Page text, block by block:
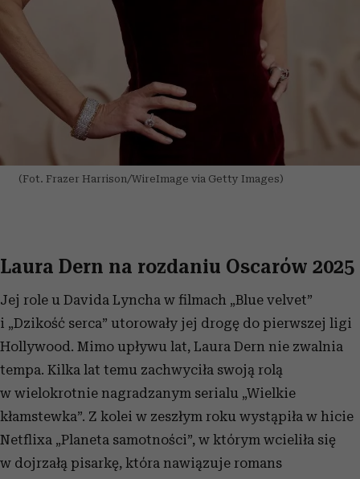
(Fot. Frazer Harrison/WireImage via Getty Images)
Laura Dern na rozdaniu Oscarów 2025
Jej role u Davida Lyncha w filmach „Blue velvet”
i „Dzikość serca” utorowały jej drogę do pierwszej ligi
Hollywood. Mimo upływu lat, Laura Dern nie zwalnia
tempa. Kilka lat temu zachwyciła swoją rolą
w wielokrotnie nagradzanym serialu „Wielkie
kłamstewka”. Z kolei w zeszłym roku wystąpiła w hicie
Netflixa „Planeta samotności”, w którym wcieliła się
w dojrzałą pisarkę, która nawiązuje romans